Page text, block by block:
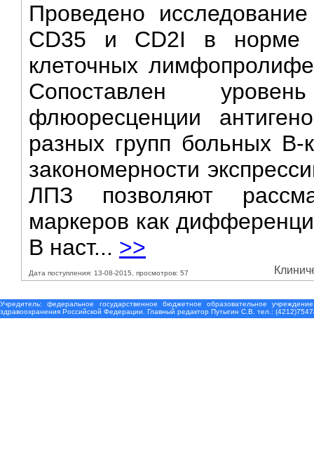
Проведено
CD35 и CD2I в норме
клеточных
Сопоставлен
флюоресценции
разных групп больных
закономерности
ЛПЗ позволяют
маркеров как
В наст... >>
Дата поступления: 13-08-2015, просмотров: 57
Учредитель: федеральное государственное бюджетное образовательное
здравоохранения Российской Федерации. Главный редактор Путыгин С.В. тел.: